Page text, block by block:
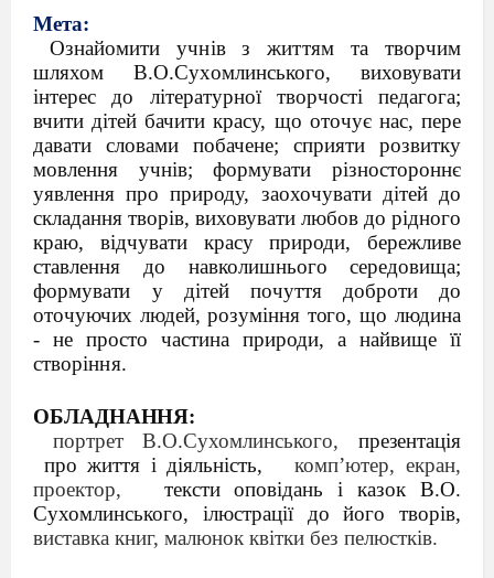
Мета:
Ознайомити учнів з життям та творчим
шляхом В.О.Сухомлинського, виховувати
інтерес до літературної творчості педагога;
вчити дітей бачити красу, що оточує нас, пере
давати словами побачене; сприяти розвитку
мовлення учнів; формувати різностороннє
уявлення про природу, заохочувати дітей до
складання творів, виховувати любов до рідного
краю, відчувати красу природи, бережливе
ставлення до навколишнього середовища;
формувати у дітей почуття доброти до
оточуючих людей, розуміння того, що людина
- не просто частина природи, а найвище її
створіння.
ОБЛАДНАННЯ:
портрет В.О.Сухомлинського, презентація
про життя і діяльність,
комп’ютер, екран,
проектор,
тексти оповідань і казок В.О.
Сухомлинського, ілюстрації до його творів,
виставка книг, малюнок квітки без пелюстків.